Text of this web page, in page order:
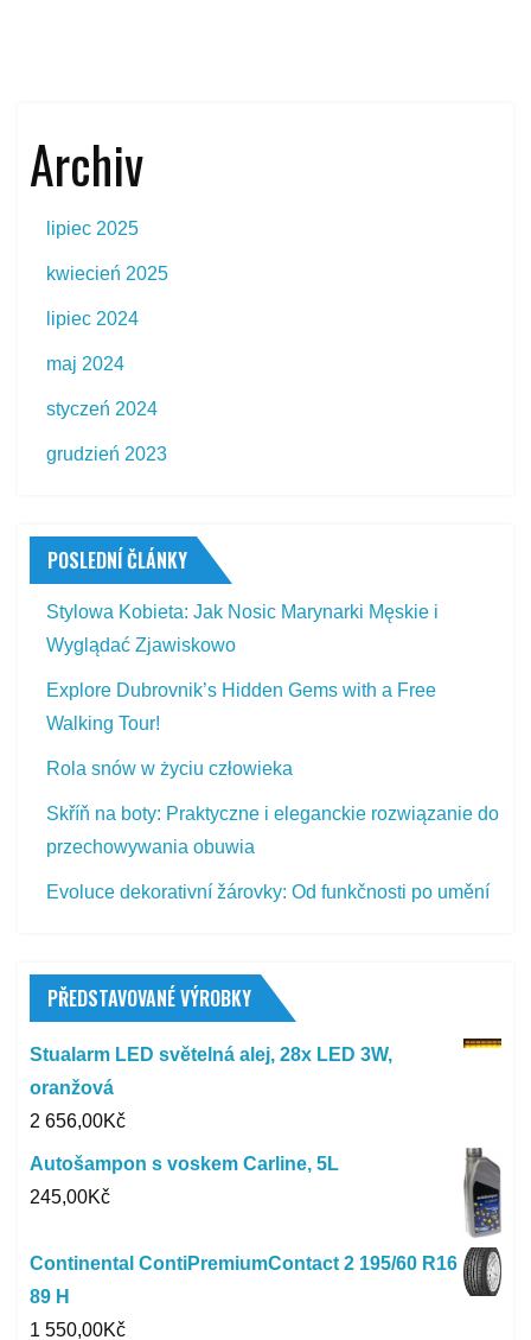
Archiv
lipiec 2025
kwiecień 2025
lipiec 2024
maj 2024
styczeń 2024
grudzień 2023
POSLEDNÍ ČLÁNKY
Stylowa Kobieta: Jak Nosic Marynarki Męskie i
Wyglądać Zjawiskowo
Explore Dubrovnik’s Hidden Gems with a Free
Walking Tour!
Rola snów w życiu człowieka
Skříň na boty: Praktyczne i eleganckie rozwiązanie do
przechowywania obuwia
Evoluce dekorativní žárovky: Od funkčnosti po umění
PŘEDSTAVOVANÉ VÝROBKY
Stualarm LED světelná alej, 28x LED 3W,
oranžová
2 656,00Kč
Autošampon s voskem Carline, 5L
245,00Kč
Continental ContiPremiumContact 2 195/60 R16
89 H
1 550,00Kč